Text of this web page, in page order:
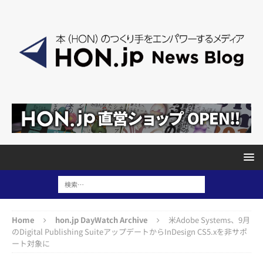
Home hon.jp DayWatch Archive
米Adobe Systems、9月
のDigital Publishing SuiteアップデートからInDesign CS5.xを非サポ
ート対象に